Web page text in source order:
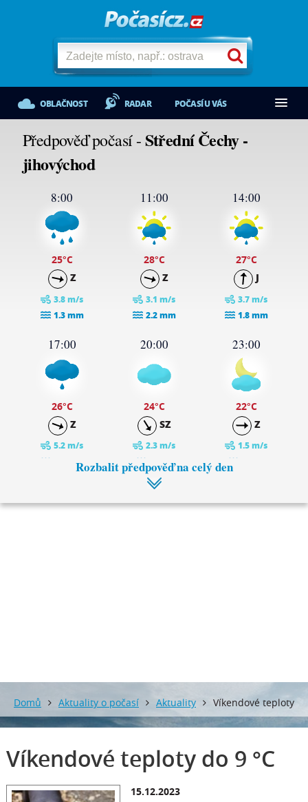
OBLAČNOST RADAR POČASÍ U VÁS
Předpověď počasí -Střední Čechy -
jihovýchod
8:00
25°C
Z
3.8 m/s
1.3 mm
11:00
28°C
Z
3.1 m/s
2.2 mm
14:00
27°C
J
3.7 m/s
1.8 mm
17:00
26°C
Z
5.2 m/s
0.8 mm
20:00
24°C
SZ
2.3 m/s
0 mm
23:00
22°C
Z
1.5 m/s
Rozbalit předpověď na celý den
Domů Aktuality o počasí Aktuality Víkendové teploty
do 9 °C
Víkendové teploty do 9 °C
15.12.2023